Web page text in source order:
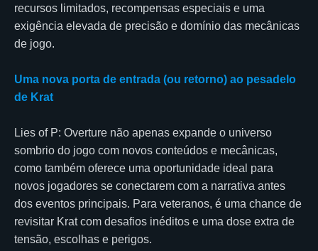
recursos limitados, recompensas especiais e uma
exigência elevada de precisão e domínio das mecânicas
de jogo.
Uma nova porta de entrada (ou retorno) ao pesadelo
de Krat
Lies of P: Overture não apenas expande o universo
sombrio do jogo com novos conteúdos e mecânicas,
como também oferece uma oportunidade ideal para
novos jogadores se conectarem com a narrativa antes
dos eventos principais. Para veteranos, é uma chance de
revisitar Krat com desafios inéditos e uma dose extra de
tensão, escolhas e perigos.